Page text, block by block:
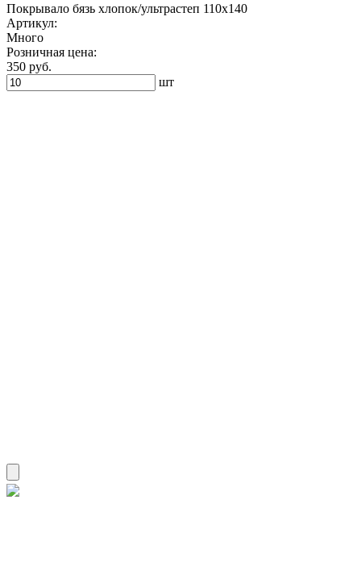
Покрывало бязь хлопок/ультрастеп 110х140
Артикул:
Много
Розничная цена:
350 руб.
шт